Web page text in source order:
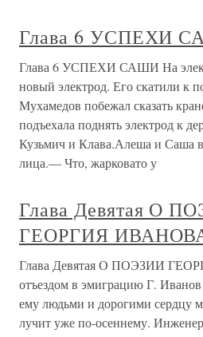
Глава 6 УСПЕХИ
Глава 6 УСПЕХИ САШИ На
новый электрод. Его скатили к
Мухамедов побежал сказать
подъехала поднять электрод к
Кузьмич и Клава.Алеша и Саша
лица.— Что, жарковато у
Глава Девятая О
ГЕОРГИЯ
Глава Девятая О ПОЭЗИИ
отъездом в эмиграцию Г.
ему людьми и дорогими сердцу
лучит уже по-осеннему.